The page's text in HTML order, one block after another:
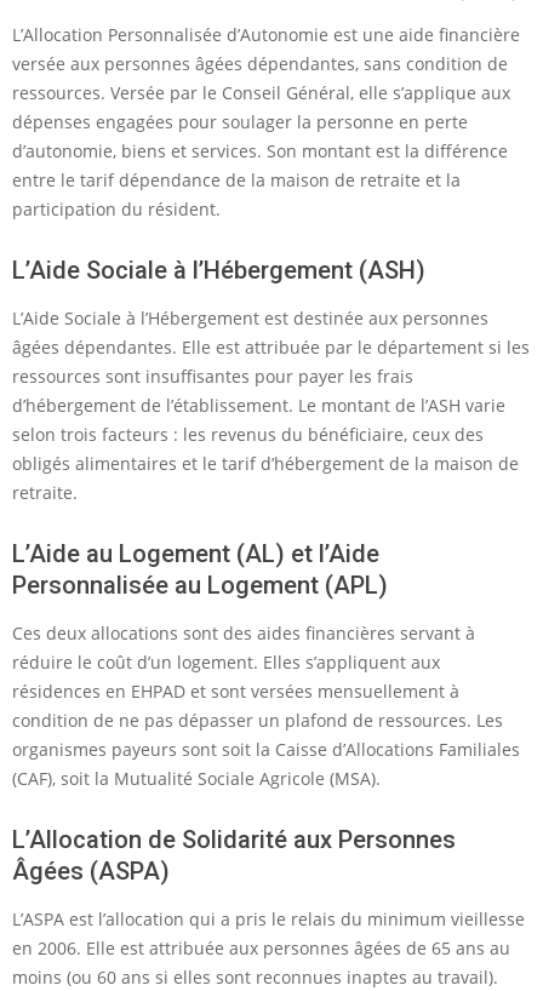
L’Allocation Personnalisée d’Autonomie est une aide financière
versée aux personnes âgées dépendantes, sans condition de
ressources. Versée par le Conseil Général, elle s’applique aux
dépenses engagées pour soulager la personne en perte
d’autonomie, biens et services. Son montant est la différence
entre le tarif dépendance de la maison de retraite et la
participation du résident.
L’Aide Sociale à l’Hébergement (ASH)
L’Aide Sociale à l’Hébergement est destinée aux personnes
âgées dépendantes. Elle est attribuée par le département si les
ressources sont insuffisantes pour payer les frais
d’hébergement de l’établissement. Le montant de l’ASH varie
selon trois facteurs : les revenus du bénéficiaire, ceux des
obligés alimentaires et le tarif d’hébergement de la maison de
retraite.
L’Aide au Logement (AL) et l’Aide
Personnalisée au Logement (APL)
Ces deux allocations sont des aides financières servant à
réduire le coût d’un logement. Elles s’appliquent aux
résidences en EHPAD et sont versées mensuellement à
condition de ne pas dépasser un plafond de ressources. Les
organismes payeurs sont soit la Caisse d’Allocations Familiales
(CAF), soit la Mutualité Sociale Agricole (MSA).
L’Allocation de Solidarité aux Personnes
Âgées (ASPA)
L’ASPA est l’allocation qui a pris le relais du minimum vieillesse
en 2006. Elle est attribuée aux personnes âgées de 65 ans au
moins (ou 60 ans si elles sont reconnues inaptes au travail).